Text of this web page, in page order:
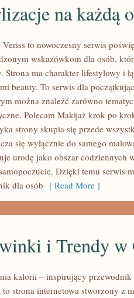
na każdą
Veriss to nowoczesny serwis
wskazówkom dla osób,
Strona ma charakter lifestylowy i
beauty. To serwis dla
można znaleźć zarówno
Polecam Makijaż krok po
strony skupia się przede
się wyłącznie do samego
urodę jako obszar codziennych
Dzięki temu serwis
dla osób [ Read More ]
i Trendy w
kalorii – inspirujący
strona internetowa stworzony z